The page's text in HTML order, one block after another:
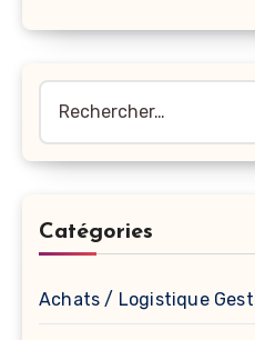
Catégories
Achats / Logistique